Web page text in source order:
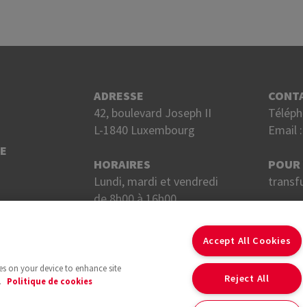
ADRESSE
42, boulevard Joseph II
L-1840 Luxembourg
HORAIRES
Lundi, mardi et vendredi
de 8h00 à 16h00.
Email :
on your device to enhance site
Politique de cookies
Accept All Cookies
Reject All